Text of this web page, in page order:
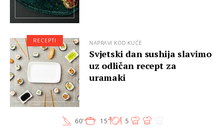
NAPRAVI KOD KUĆE
Svjetski dan sushija slavimo
uz odličan recept za
uramaki
60' 15' 5
RECEPTI